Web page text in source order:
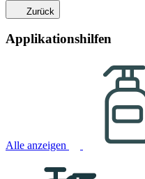
Zurück
Applikationshilfen
Alle anzeigen